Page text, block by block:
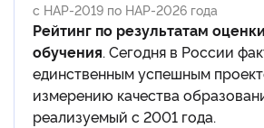
с НАР-2019 по НАР-2026 года
Рейтинг по результатам
обучения. Сегодня в России
единственным успешным
измерению качества
реализуемый с 2001 года.